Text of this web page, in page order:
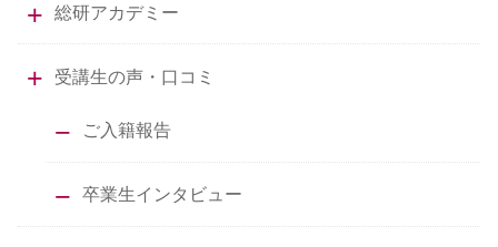
総研アカデミー
受講生の声・口コミ
ご入籍報告
卒業生インタビュー